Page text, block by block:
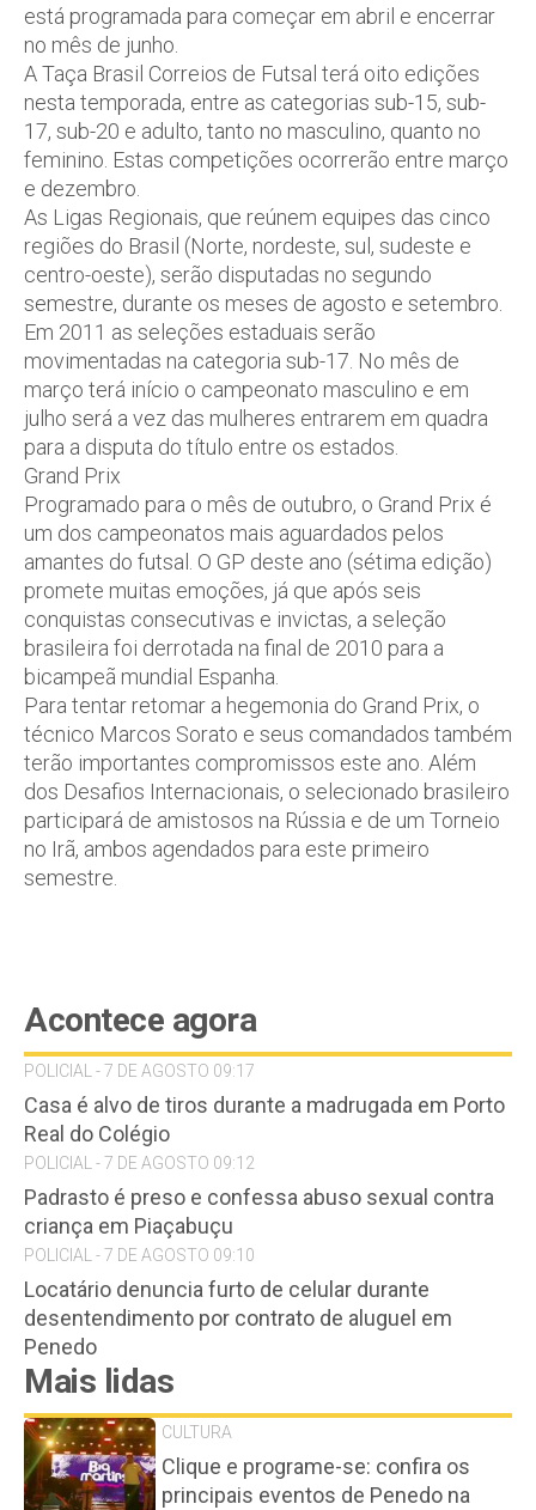
está programada para começar em abril e encerrar
no mês de junho.
A Taça Brasil Correios de Futsal terá oito edições
nesta temporada, entre as categorias sub-15, sub-
17, sub-20 e adulto, tanto no masculino, quanto no
feminino. Estas competições ocorrerão entre março
e dezembro.
As Ligas Regionais, que reúnem equipes das cinco
regiões do Brasil (Norte, nordeste, sul, sudeste e
centro-oeste), serão disputadas no segundo
semestre, durante os meses de agosto e setembro.
Em 2011 as seleções estaduais serão
movimentadas na categoria sub-17. No mês de
março terá início o campeonato masculino e em
julho será a vez das mulheres entrarem em quadra
para a disputa do título entre os estados.
Grand Prix
Programado para o mês de outubro, o Grand Prix é
um dos campeonatos mais aguardados pelos
amantes do futsal. O GP deste ano (sétima edição)
promete muitas emoções, já que após seis
conquistas consecutivas e invictas, a seleção
brasileira foi derrotada na final de 2010 para a
bicampeã mundial Espanha.
Para tentar retomar a hegemonia do Grand Prix, o
técnico Marcos Sorato e seus comandados também
terão importantes compromissos este ano. Além
dos Desafios Internacionais, o selecionado brasileiro
participará de amistosos na Rússia e de um Torneio
no Irã, ambos agendados para este primeiro
semestre.
Acontece agora
POLICIAL - 7 DE AGOSTO 09:17
Casa é alvo de tiros durante a madrugada em Porto
Real do Colégio
POLICIAL - 7 DE AGOSTO 09:12
Padrasto é preso e confessa abuso sexual contra
criança em Piaçabuçu
POLICIAL - 7 DE AGOSTO 09:10
Locatário denuncia furto de celular durante
desentendimento por contrato de aluguel em
Penedo
Mais lidas
CULTURA
Clique e programe-se: confira os
principais eventos de Penedo na